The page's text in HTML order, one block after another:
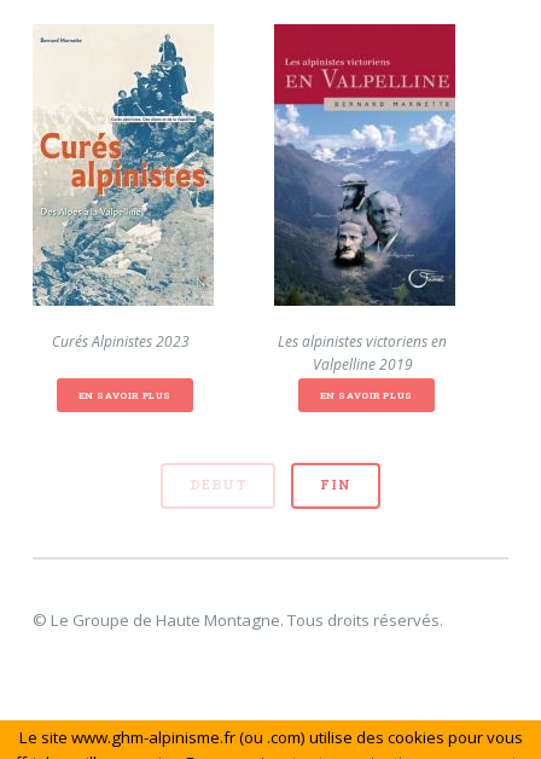
Curés Alpinistes 2023
EN SAVOIR PLUS
Les alpinistes victoriens en
Valpelline 2019
EN SAVOIR PLUS
DÉBUT FIN
© Le Groupe de Haute Montagne. Tous droits réservés.
Le site www.ghm-alpinisme.fr (ou .com) utilise des cookies pour vous